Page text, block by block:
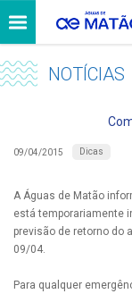
NOTÍCIAS
09/04/2015 Dicas
A Águas de Matão
está temporariamente
previsão de retorno do
09/04.
Para qualquer